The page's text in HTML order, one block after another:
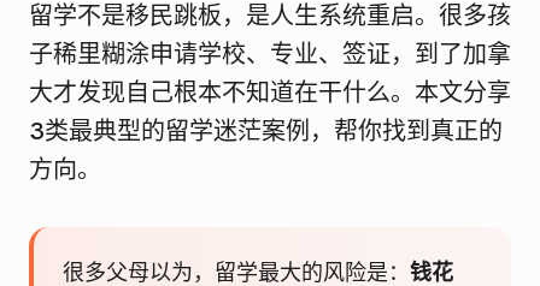
留学不是移民跳板，是人生系统重启。很多孩
子稀里糊涂申请学校、专业、签证，到了加拿
大才发现自己根本不知道在干什么。本文分享
3类最典型的留学迷茫案例，帮你找到真正的
方向。
很多父母以为，留学最大的风险是： 钱花